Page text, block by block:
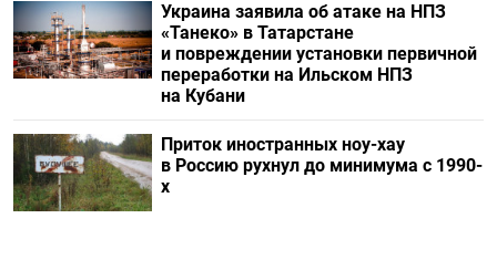
Украина заявила об атаке на НПЗ
«Танеко» в Татарстане
и повреждении установки первичной
переработки на Ильском НПЗ
на Кубани
Приток иностранных ноу-хау
в Россию рухнул до минимума с 1990-
х